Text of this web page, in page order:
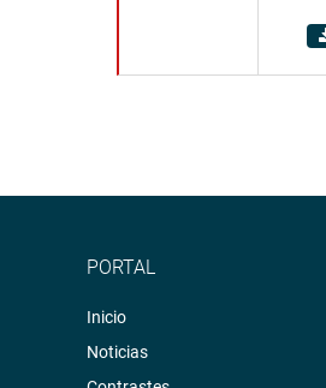
PORTAL
Inicio
Noticias